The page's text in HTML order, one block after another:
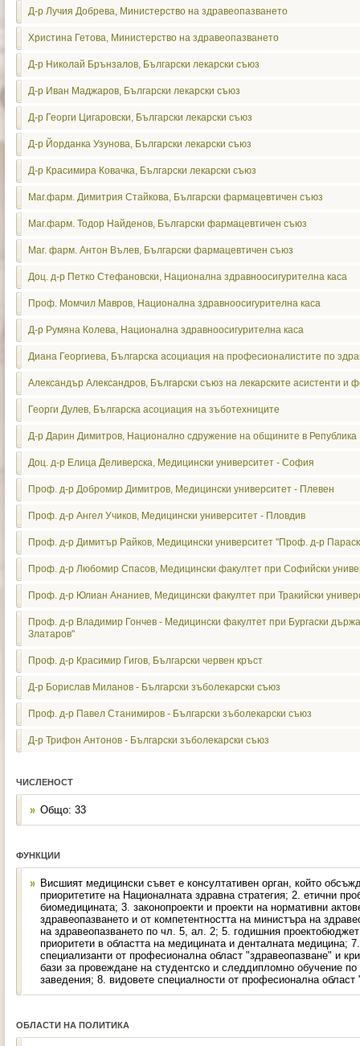
Д-р Лучия Добрева, Министерство на здравеопазването
Христина Гетова, Министерство на здравеопазването
Д-р Николай Брънзалов, Български лекарски съюз
Д-р Иван Маджаров, Български лекарски съюз
Д-р Георги Цигаровски, Български лекарски съюз
Д-р Йорданка Узунова, Български лекарски съюз
Д-р Красимира Ковачка, Български лекарски съюз
Маг.фарм. Димитрия Стайкова, Български фармацевтичен съюз
Маг.фарм. Тодор Найденов, Български фармацевтичен съюз
Маг. фарм. Антон Вълев, Български фармацевтичен съюз
Доц. д-р Петко Стефановски, Национална здравноосигурителна каса
Проф. Момчил Мавров, Национална здравноосигурителна каса
Д-р Румяна Колева, Национална здравноосигурителна каса
Диана Георгиева, Българска асоциация на професионалистите по
Александър Александров, Български съюз на лекарските асистенти и
Георги Дулев, Българска асоциация на зъботехниците
Д-р Дарин Димитров, Национално сдружение на общините в Република
Доц. д-р Елица Деливерска, Медицински университет - София
Проф. д-р Добромир Димитров, Медицински университет - Плевен
Проф. д-р Ангел Учиков, Медицински университет - Пловдив
Проф. д-р Димитър Райков, Медицински университет "Проф. д-р
Проф. д-р Любомир Спасов, Медицински факултет при Софийски
Проф. д-р Юлиан Ананиев, Медицински факултет при Тракийски
Проф. д-р Владимир Гончев - Медицински факултет при Бургаски
Златаров"
Проф. д-р Красимир Гигов, Български червен кръст
Д-р Борислав Миланов - Български зъболекарски съюз
Проф. д-р Павел Станимиров - Български зъболекарски съюз
Д-р Трифон Антонов - Български зъболекарски съюз
ЧИСЛЕНОСТ
Общо: 33
ФУНКЦИИ
Висшият медицински съвет е консултативен орган, който
приоритетите на Националната здравна стратегия; 2. етични
биомедицината; 3. законопроекти и проекти на нормативни
здравеопазването и от компетентността на министъра на
на здравеопазването по чл. 5, ал. 2; 5. годишния
приоритети в областта на медицината и денталната медицина;
специализанти от професионална област "здравеопазване" и
бази за провеждане на студентско и следдипломно обучение
заведения; 8. видовете специалности от професионална област
ОБЛАСТИ НА ПОЛИТИКА